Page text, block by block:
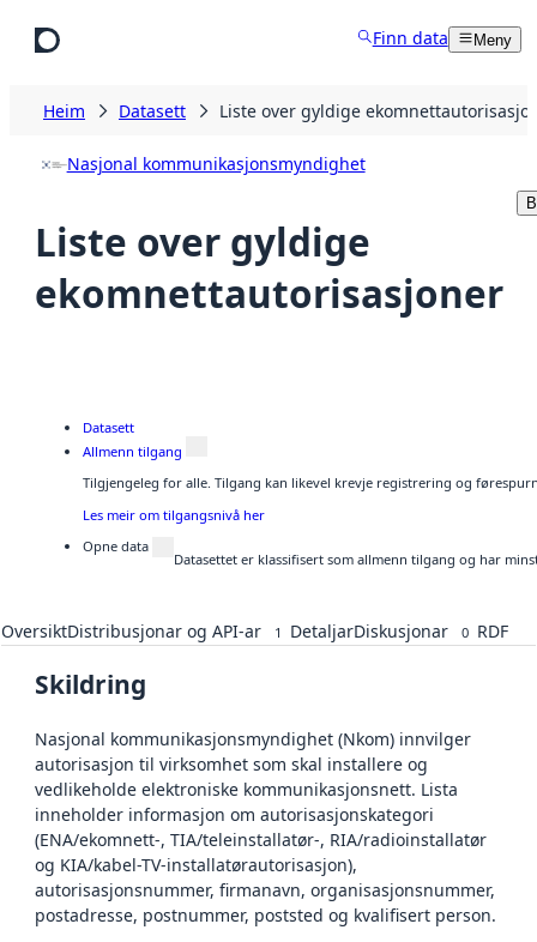
Finn data Meny
Heim Datasett Liste over gyldige
Nasjonal kommunikasjonsmyndighet
Liste over gyldige
ekomnettautorisasjoner
Datasett
Allmenn tilgang
Tilgjengeleg for alle. Tilgang kan likevel krevje registrering og
Les meir om tilgangsnivå her
Opne data
Datasettet er klassifisert som allmenn tilgang og har
OversiktDistribusjonar og API-ar 1 DetaljarDiskusjonar 0 RDF
Skildring
Nasjonal kommunikasjonsmyndighet (Nkom) innvilger
autorisasjon til virksomhet som skal installere og
vedlikeholde elektroniske kommunikasjonsnett. Lista
inneholder informasjon om autorisasjonskategori
(ENA/ekomnett-, TIA/teleinstallatør-, RIA/radioinstallatør
og KIA/kabel-TV-installatørautorisasjon),
autorisasjonsnummer, firmanavn, organisasjonsnummer,
postadresse, postnummer, poststed og kvalifisert person.